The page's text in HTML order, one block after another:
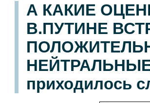
А КАКИЕ
В.ПУТИНЕ
приходилось